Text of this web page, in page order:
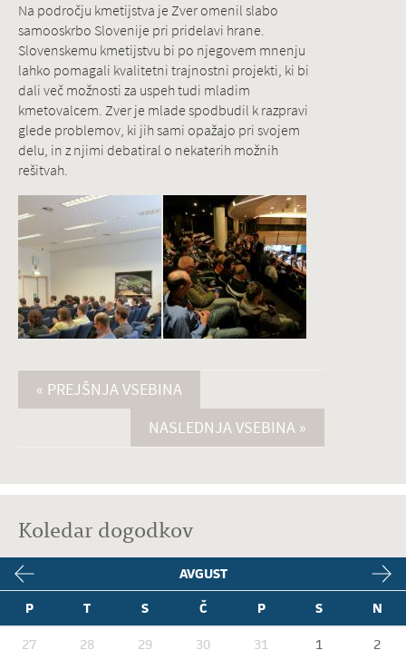
Na področju kmetijstva je Zver omenil slabo
samooskrbo Slovenije pri pridelavi hrane.
Slovenskemu kmetijstvu bi po njegovem mnenju
lahko pomagali kvalitetni trajnostni projekti, ki bi
dali več možnosti za uspeh tudi mladim
kmetovalcem. Zver je mlade spodbudil k razpravi
glede problemov, ki jih sami opažajo pri svojem
delu, in z njimi debatiral o nekaterih možnih
rešitvah.
« PREJŠNJA VSEBINA
NASLEDNJA VSEBINA »
Koledar dogodkov
AVGUST
P
T S Č P S N
27 28 29 30 31 1
2